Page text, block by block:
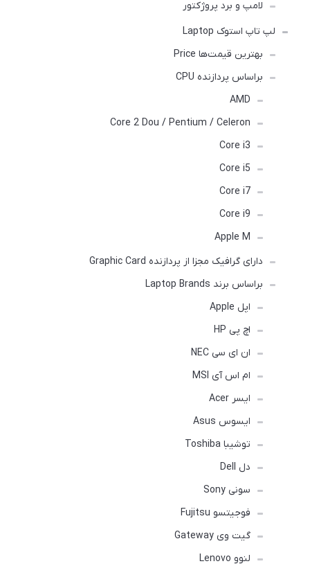
لامپ و برد پروژکتور
لپ تاپ استوک Laptop
بهترین قیمت‌ها Price
براساس پردازنده CPU
AMD
Core 2 Dou / Pentium / Celeron
Core i3
Core i5
Core i7
Core i9
Apple M
دارای گرافیک مجزا از پردازنده Graphic Card
براساس برند Laptop Brands
اپل Apple
اچ پی HP
ان ای سی NEC
ام اس آی MSI
ایسر Acer
ایسوس Asus
توشیبا Toshiba
دل Dell
سونی Sony
فوجیتسو Fujitsu
گیت وی Gateway
لنوو Lenovo